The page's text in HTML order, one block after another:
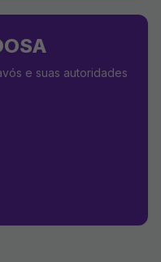
e suas autoridades